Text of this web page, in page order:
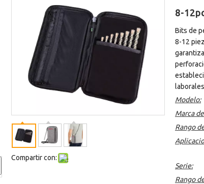
Compartir con:
8-
Bits de
8-12
Modelo:
Marca
Rango
Serie:
Rango